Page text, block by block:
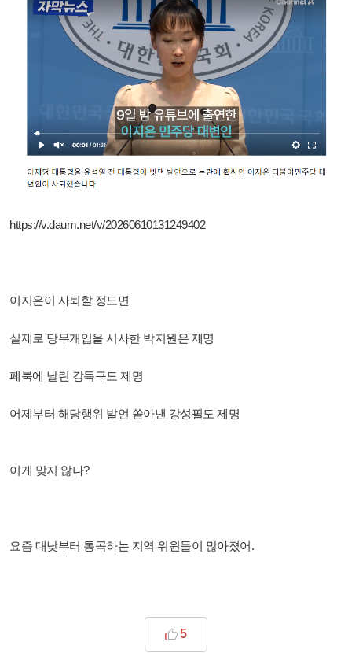
https://v.daum.net/v/20260610131249402
이지은이 사퇴할 정도면
실제로 당무개입을 시사한 박지원은 제명
페북에 날린 강득구도 제명
어제부터 해당행위 발언 쏟아낸 강성필도 제명
이게 맞지 않나?
요즘 대낮부터 통곡하는 지역 위원들이 많아졌어.
5